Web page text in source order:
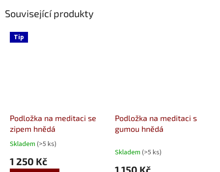
Související produkty
Tip
Podložka na meditaci se
zipem hnědá
Průměrné
produktu
Skladem (>5 ks)
1 250 Kč
Podložka na meditaci s
gumou hnědá
Skladem (>5 ks)
1 150 Kč